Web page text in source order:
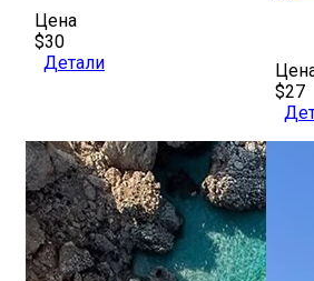
Цена
$30
Детали
$27